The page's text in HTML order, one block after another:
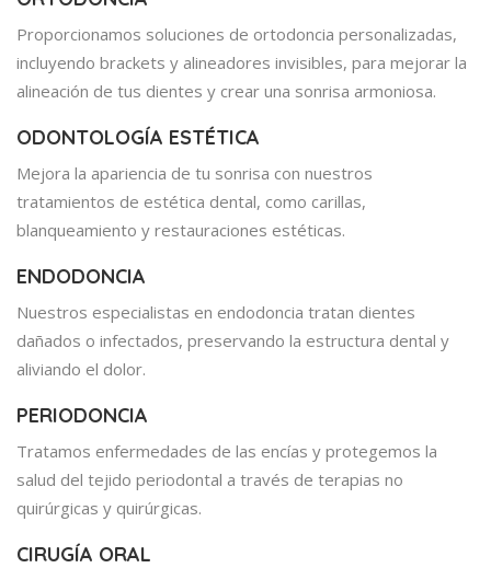
Proporcionamos soluciones de ortodoncia personalizadas,
incluyendo brackets y alineadores invisibles, para mejorar la
alineación de tus dientes y crear una sonrisa armoniosa.
ODONTOLOGÍA ESTÉTICA
Mejora la apariencia de tu sonrisa con nuestros
tratamientos de estética dental, como carillas,
blanqueamiento y restauraciones estéticas.
ENDODONCIA
Nuestros especialistas en endodoncia tratan dientes
dañados o infectados, preservando la estructura dental y
aliviando el dolor.
PERIODONCIA
Tratamos enfermedades de las encías y protegemos la
salud del tejido periodontal a través de terapias no
quirúrgicas y quirúrgicas.
CIRUGÍA ORAL